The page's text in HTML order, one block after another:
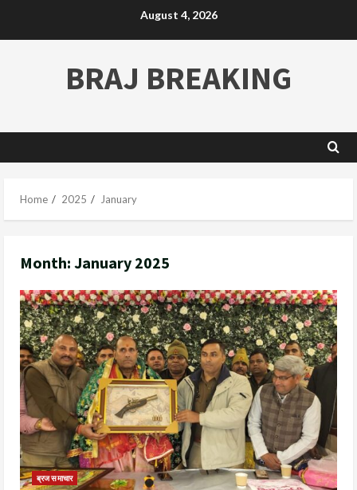
August 4, 2026
BRAJ BREAKING
Home 2025 January
Month: January 2025
ब्रज समाचार